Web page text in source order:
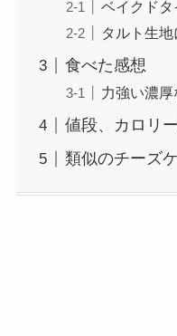
ベイクドタ
タルト生
食べた感想
力強い濃
値段、カロリ
類似のチーズ